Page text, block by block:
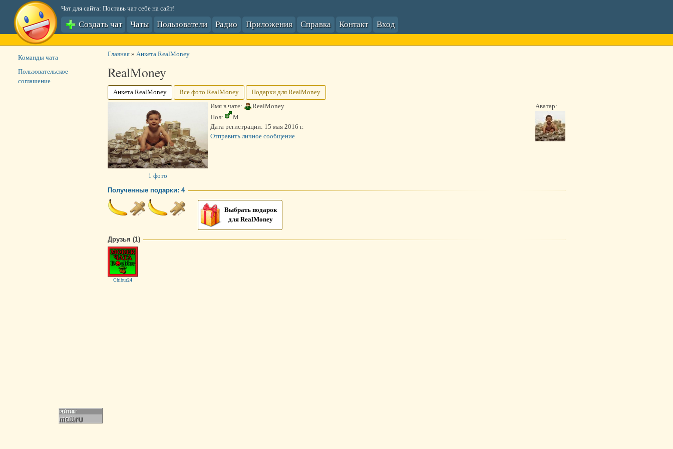
Чат для сайта: Поставь чат себе на сайт!
Создать чат Чаты Пользователи Радио Приложения Справка Контакт Вход
Главная» Анкета RealMoney
RealMoney
Анкета RealMoney Все фото RealMoney
Подарки для RealMoney
Аватар:
1 фото
Имя в чате:
RealMoney
Пол:
М
Дата регистрации: 15 мая 2016 г.
Отправить личное сообщение
Полученные подарки: 4
Выбрать подарок
для RealMoney
Друзья (1)
Chibur24
Команды чата
Пользовательское
соглашение